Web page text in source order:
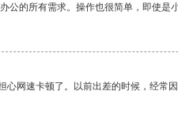
的所有需求。操作也很简单，即使是
网速卡顿了。以前出差的时候，经常